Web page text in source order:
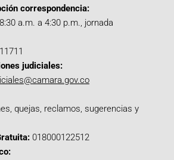
correspondencia:
a.m. a 4:30 p.m., jornada
judiciales:
quejas, reclamos, sugerencias y
018000122512